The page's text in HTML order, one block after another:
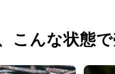
こんな状態